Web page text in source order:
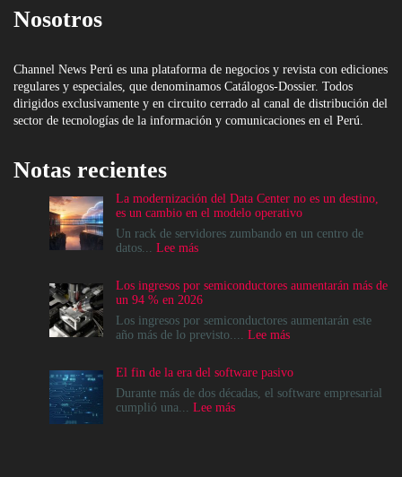
Nosotros
Channel News Perú es una plataforma de negocios y revista con ediciones
regulares y especiales, que denominamos Catálogos-Dossier. Todos
dirigidos exclusivamente y en circuito cerrado al canal de distribución del
sector de tecnologías de la información y comunicaciones en el Perú.
Notas recientes
La modernización del Data Center no es un destino,
es un cambio en el modelo operativo
Un rack de servidores zumbando en un centro de
datos... Lee más:
del
Data
Center
no
destino,
es
un
Los ingresos por semiconductores aumentarán más de
un 94 % en 2026
Los ingresos por semiconductores aumentarán este
año más de lo previsto.... Lee más:
por
semiconductores
El fin de la era del software pasivo
Durante más de dos décadas, el software empresarial
cumplió una... Lee más: